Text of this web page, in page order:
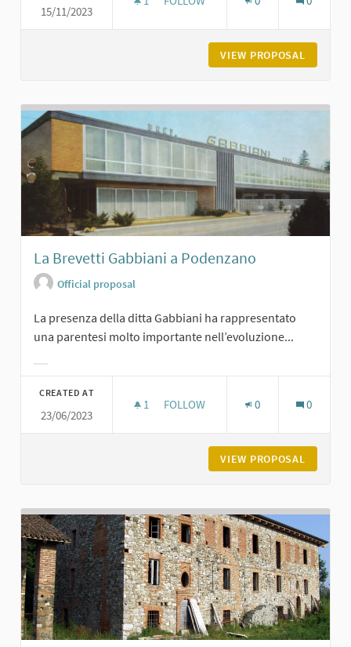
15/11/2023
VIEW PROPOSAL
La Brevetti Gabbiani a Podenzano
Official proposal
La presenza della ditta Gabbiani ha rappresentato
una parentesi molto importante nell’evoluzione...
CREATED AT
23/06/2023
1 1 FOLLOWER
FOLLOW 0 0
VIEW PROPOSAL